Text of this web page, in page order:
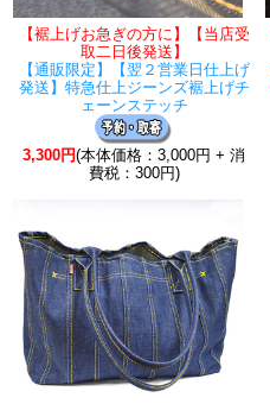
【裾上げお急ぎの方に】【当店受
取二日後発送】
【通販限定】【翌２営業日仕上げ
発送】特急仕上ジーンズ裾上げチ
ェーンステッチ
3,300円(本体価格：3,000円 + 消
費税：300円)